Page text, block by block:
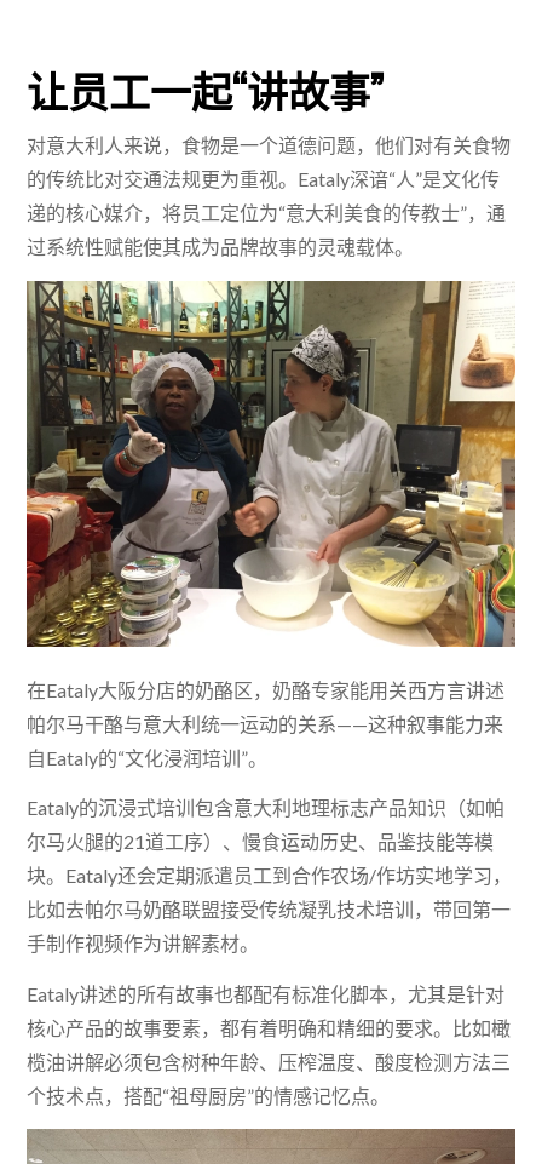
让员工一起“讲故事”
对意大利人来说，食物是一个道德问题，他们对有关食物
的传统比对交通法规更为重视。Eataly深谙“人”是文化传
递的核心媒介，将员工定位为“意大利美食的传教士”，通
过系统性赋能使其成为品牌故事的灵魂载体。
在Eataly大阪分店的奶酪区，奶酪专家能用关西方言讲述
帕尔马干酪与意大利统一运动的关系——这种叙事能力来
自Eataly的“文化浸润培训”。
Eataly的沉浸式培训包含意大利地理标志产品知识（如帕
尔马火腿的21道工序）、慢食运动历史、品鉴技能等模
块。Eataly还会定期派遣员工到合作农场/作坊实地学习，
比如去帕尔马奶酪联盟接受传统凝乳技术培训，带回第一
手制作视频作为讲解素材。
Eataly讲述的所有故事也都配有标准化脚本，尤其是针对
核心产品的故事要素，都有着明确和精细的要求。比如橄
榄油讲解必须包含树种年龄、压榨温度、酸度检测方法三
个技术点，搭配“祖母厨房”的情感记忆点。